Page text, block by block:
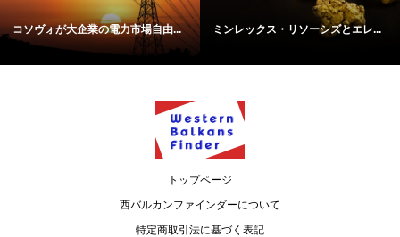
コソヴォが大企業の電力市場自由... ミンレックス・リソーシズとエレ...
トップページ
西バルカンファインダーについて
特定商取引法に基づく表記